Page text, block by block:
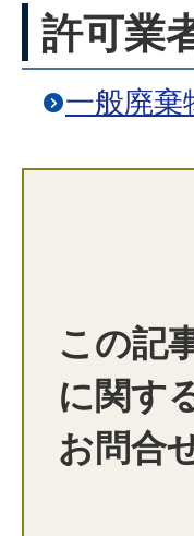
許可業
一般廃棄
この記
に関す
お問合